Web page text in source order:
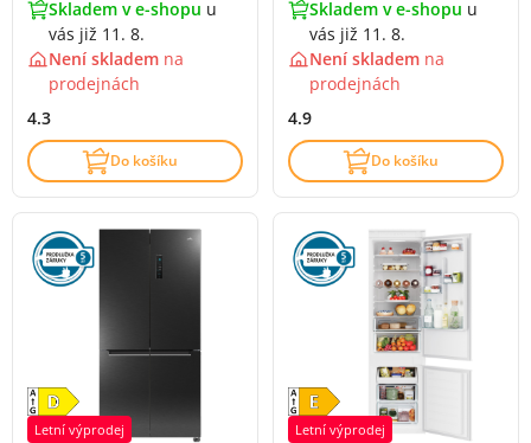
Skladem v e-shopu u
vás již 11. 8.
Není skladem na
prodejnách
4.3
Do košíku
Skladem v e-shopu u
vás již 11. 8.
Není skladem na
prodejnách
4.9
Do košíku
Letní výprodej Letní výprodej